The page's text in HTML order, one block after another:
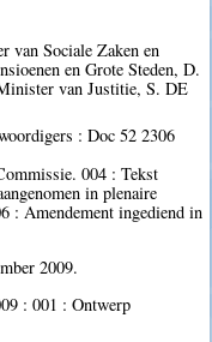
van Sociale Zaken en
en Grote Steden, D.
van Justitie, S. DE
: Doc 52 2306
004 : Tekst
in plenaire
: Amendement ingediend in
2009.
: 001 : Ontwerp